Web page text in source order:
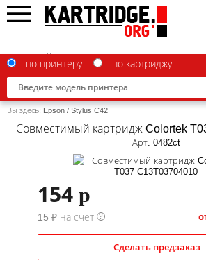
Canon
Epson
по принтеру по картриджу
Вы здесь: Epson / Stylus C42
Совместимый картридж Colortek
Арт. 0482ct
154 p
15 ₽ на счет ?
Сделать предзаказ